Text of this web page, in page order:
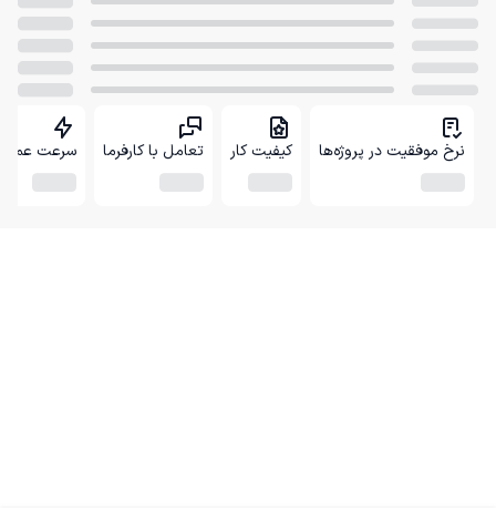
نرخ موفقیت در پروژه‌ها کیفیت کار تعامل با کارفرما سرعت عمل